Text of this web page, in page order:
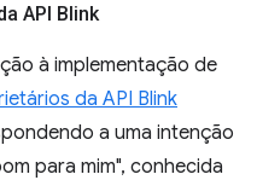
API Blink
à implementação de
da API Blink
a uma intenção
para mim", conhecida